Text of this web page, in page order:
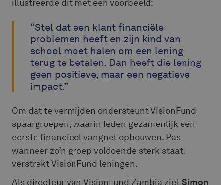
illustreerde dit met een voorbeeld:
“Stel dat een klant financiële
problemen heeft en zijn kind van
school moet halen om een lening
terug te betalen. Dan heeft die lening
geen positieve, maar een negatieve
impact.”
Om dat te vermijden ondersteunt VisionFund
spaargroepen, waarin leden gezamenlijk een
eerste financieel vangnet opbouwen. Pas
wanneer zo’n groep voldoende sterk staat,
verstrekt VisionFund leningen.
Als directeur van VisionFund Zambia zietSimon